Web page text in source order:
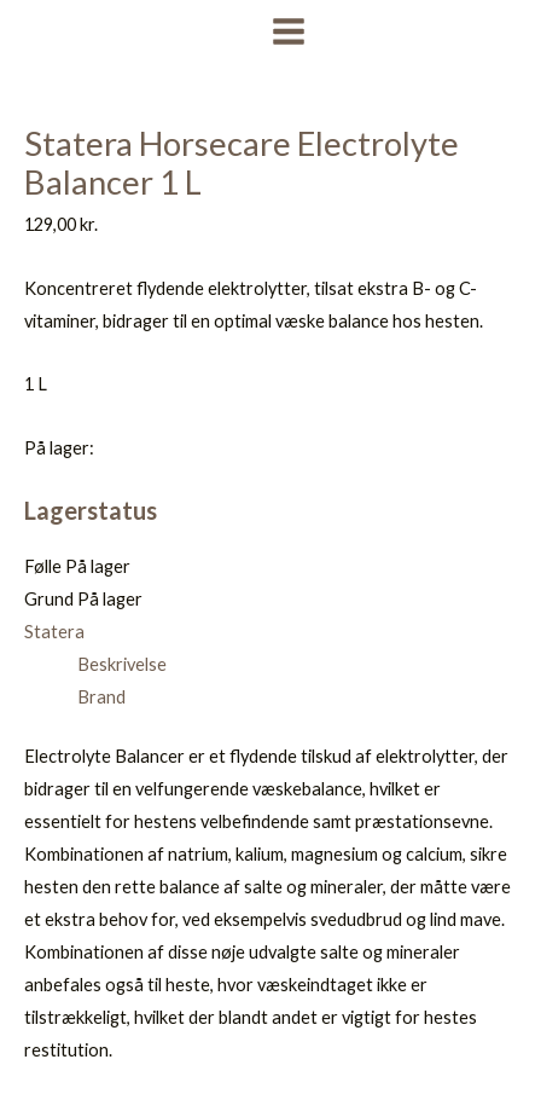
MAIN
Statera Horsecare Electrolyte
Balancer 1 L
129,00kr.
Koncentreret flydende elektrolytter, tilsat ekstra B- og C-
vitaminer, bidrager til en optimal væske balance hos hesten.
1 L
På lager:
Lagerstatus
Følle På lager
Grund På lager
Statera
Beskrivelse
Brand
Electrolyte Balancer er et flydende tilskud af elektrolytter, der
bidrager til en velfungerende væskebalance, hvilket er
essentielt for hestens velbefindende samt præstationsevne.
Kombinationen af natrium, kalium, magnesium og calcium, sikre
hesten den rette balance af salte og mineraler, der måtte være
et ekstra behov for, ved eksempelvis svedudbrud og lind mave.
Kombinationen af disse nøje udvalgte salte og mineraler
anbefales også til heste, hvor væskeindtaget ikke er
tilstrækkeligt, hvilket der blandt andet er vigtigt for hestes
restitution.